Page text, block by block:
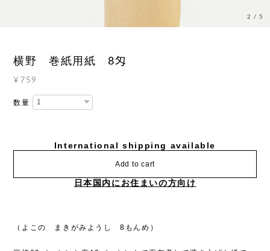
3 /5
横野 巻紙用紙 8匁
¥759
数量
International shipping available
Add to cart
日本国内にお住まいの方向け
（よこの まきがみようし 8もんめ）